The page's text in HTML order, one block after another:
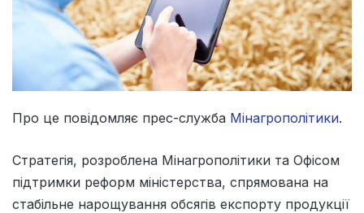
Про це повідомляє прес-служба Мінагрополітики.
Стратегія, розроблена Мінагрополітики та Офісом
підтримки реформ міністерства, спрямована на
стабільне нарощування обсягів експорту продукції